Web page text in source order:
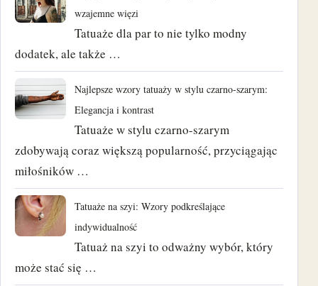
wzajemne więzi
Tatuaże dla par to nie tylko modny
dodatek, ale także …
Najlepsze wzory tatuaży w stylu czarno-szarym:
Elegancja i kontrast
Tatuaże w stylu czarno-szarym
zdobywają coraz większą popularność, przyciągając
miłośników …
Tatuaże na szyi: Wzory podkreślające
indywidualność
Tatuaż na szyi to odważny wybór, który
może stać się …